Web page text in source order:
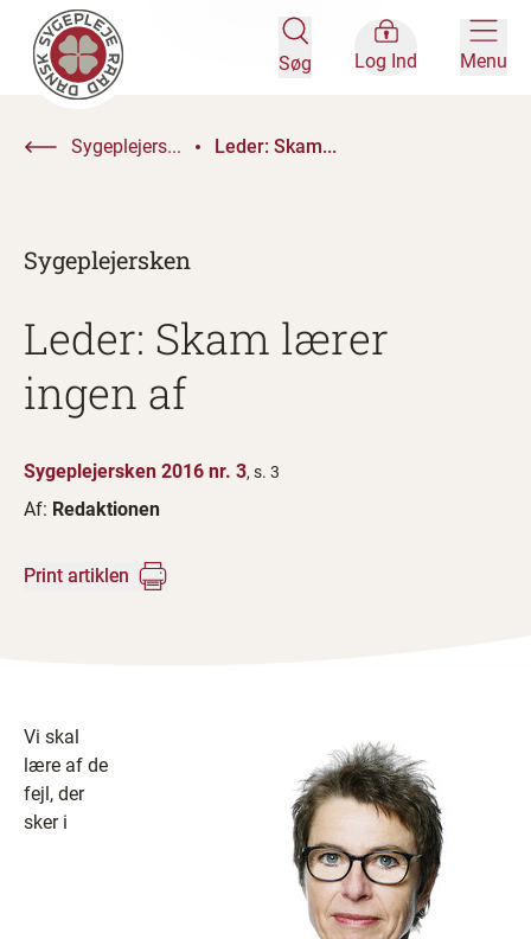
Søg Log Ind Menu
Sygeplejers... Leder: Skam...
Sygeplejersken
Leder: Skam lærer
ingen af
Sygeplejersken 2016 nr. 3, s. 3
Af: Redaktionen
Print artiklen
Vi skal
lære af de
fejl, der
sker i